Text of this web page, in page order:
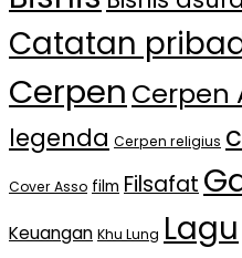
Catatan
Cerpen Cerpen
legenda Cerpen religius
Cover Asso film Filsafat
Keuangan Khu Lung Lagu